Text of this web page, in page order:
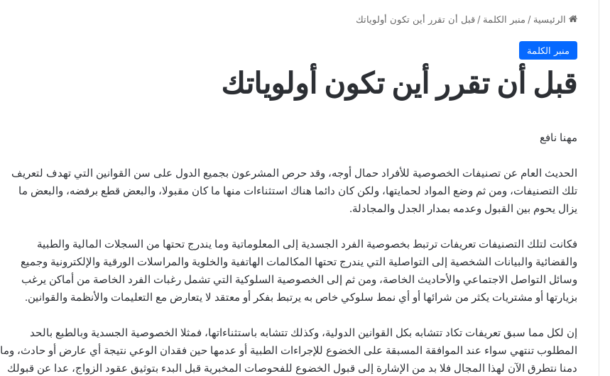
الرئيسية / منبر الكلمة /قبل أن تقرر أين تكون أولوياتك
منبر الكلمة
قبل أن تقرر أين تكون أولوياتك
مهنا نافع
الحديث العام عن تصنيفات الخصوصية للأفراد حمال أوجه، وقد حرص المشرعون بجميع الدول على سن القوانين التي تهدف لتعريف
تلك التصنيفات، ومن ثم وضع المواد لحمايتها، ولكن كان دائما هناك استثناءات منها ما كان مقبولا، والبعض قطع برفضه، والبعض ما
يزال يحوم بين القبول وعدمه بمدار الجدل والمجادلة.
فكانت لتلك التصنيفات تعريفات ترتبط بخصوصية الفرد الجسدية إلى المعلوماتية وما يندرج تحتها من السجلات المالية والطبية
والقضائية والبيانات الشخصية إلى التواصلية التي يندرج تحتها المكالمات الهاتفية والخلوية والمراسلات الورقية والإلكترونية وجميع
وسائل التواصل الاجتماعي والأحاديث الخاصة، ومن ثم إلى الخصوصية السلوكية التي تشمل رغبات الفرد الخاصة من أماكن يرغب
بزيارتها أو مشتريات يكثر من شرائها أو أي نمط سلوكي خاص به يرتبط بفكر أو معتقد لا يتعارض مع التعليمات والأنظمة والقوانين.
إن لكل مما سبق تعريفات تكاد تتشابه بكل القوانين الدولية، وكذلك تتشابه باستثناءاتها، فمثلا الخصوصية الجسدية وبالطبع بالحد
المطلوب تنتهي سواء عند الموافقة المسبقة على الخضوع للإجراءات الطبية أو عدمها حين فقدان الوعي نتيجة أي عارض أو حادث، وما
دمنا نتطرق الآن لهذا المجال فلا بد من الإشارة إلى قبول الخضوع للفحوصات المخبرية قبل البدء بتوثيق عقود الزواج، عدا عن قبولك